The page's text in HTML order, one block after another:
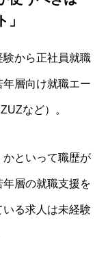
から正社員就職
層向け就職エー
など）。
かといって職歴が
層の就職支援を
る求人は未経験